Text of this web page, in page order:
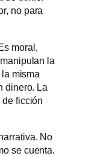
no para
moral,
la
misma
dinero. La
ficción
No
se cuenta.